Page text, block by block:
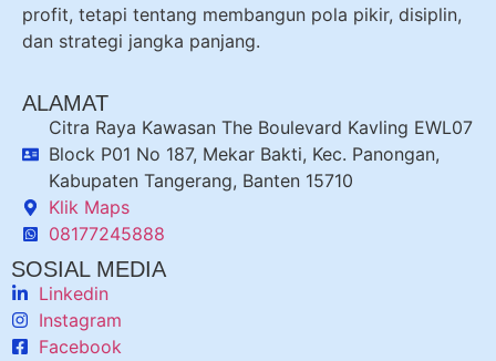
profit, tetapi tentang membangun pola pikir, disiplin,
dan strategi jangka panjang.
ALAMAT
Citra Raya Kawasan The Boulevard Kavling EWL07
Block P01 No 187, Mekar Bakti, Kec. Panongan,
Kabupaten Tangerang, Banten 15710
Klik Maps
08177245888
SOSIAL MEDIA
Linkedin
Instagram
Facebook